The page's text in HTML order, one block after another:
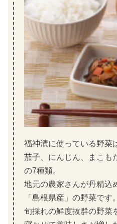
福神漬に使っている野菜
茄子、にんじん、まこも
の7種類。
地元の農家さんが丹精込
「島根県産」の野菜です。
旬採れの鮮度抜群の野菜